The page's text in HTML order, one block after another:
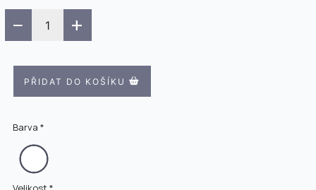
−
+
PŘIDAT DO KOŠÍKU
Barva *